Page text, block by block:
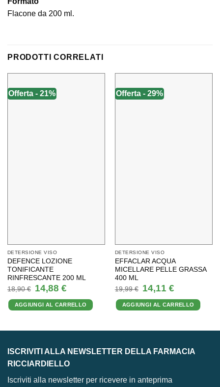
Flacone da 200 ml.
PRODOTTI CORRELATI
Offerta - 21%
DETERSIONE VISO
DEFENCE LOZIONE
TONIFICANTE
RINFRESCANTE 200 ML
18,90€
Il
prezzo
originale
era:
18,90 €.
14,88 €Il
prezzo
attuale
è:
14,88 €.
AGGIUNGI AL CARRELLO
Offerta - 29%
DETERSIONE VISO
EFFACLAR ACQUA
MICELLARE PELLE GRASSA
400 ML
19,99€
Il
prezzo
originale
era:
19,99 €.
14,11 €Il
prezzo
attuale
è:
14,11 €.
AGGIUNGI AL CARRELLO
ISCRIVITI ALLA NEWSLETTER DELLA FARMACIA
RICCIARDIELLO
Iscriviti alla newsletter per ricevere in anteprima